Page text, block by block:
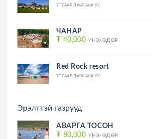
УТСААР ЛАВЛАНА УУ
ЧАНАР
₮ 40,000 ҮНЭ/ӨДӨР
Red Rock resort
УТСААР ЛАВЛАНА УУ
Эрэлттэй газрууд
АВАРГА ТОСОН
₮ 80,000 ҮНЭ/ӨДӨР